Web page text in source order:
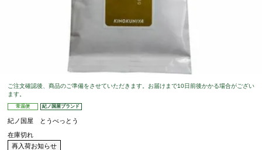
ご注文確認後、商品のご準備をさせていただきます。お届けまで10日前後かかる場合がござい
ます。
常温便 紀ノ国屋ブランド
紀ノ国屋 とうべっとう
在庫切れ
再入荷お知らせ